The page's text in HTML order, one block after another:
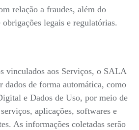
relação a fraudes, além do
legais e regulatórias.
vinculados aos Serviços, o SALA
dados de forma automática, como
e Dados de Uso, por meio de
aplicações, softwares e
As informações coletadas serão